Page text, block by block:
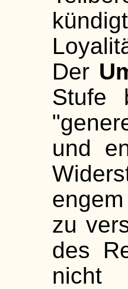
Der
Stufe
und
zu
des
nicht